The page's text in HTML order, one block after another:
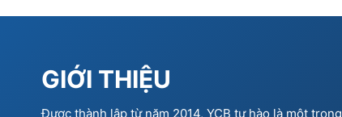
GIỚI THIỆU
Được thành lập từ năm 2014, YCB tự hào là một trong